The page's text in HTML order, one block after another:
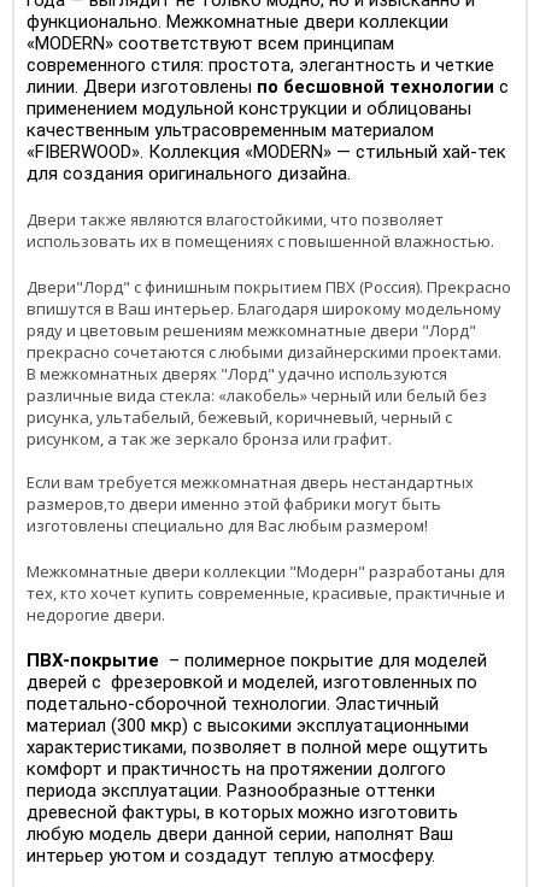
функционально. Межкомнатные двери коллекции
«MODERN» соответствуют всем принципам
современного стиля: простота, элегантность и четкие
линии. Двери изготовлены по бесшовной технологии с
применением модульной конструкции и облицованы
качественным ультрасовременным материалом
«FIBERWOOD». Коллекция «MODERN» — стильный хай-тек
для создания оригинального дизайна.
Двери также являются влагостойкими, что позволяет
использовать их в помещениях с повышенной влажностью.
Двери"Лорд" с финишным покрытием ПВХ (Россия). Прекрасно
впишутся в Ваш интерьер. Благодаря широкому модельному
ряду и цветовым решениям межкомнатные двери "Лорд"
прекрасно сочетаются с любыми дизайнерскими проектами.
В межкомнатных дверях "Лорд" удачно используются
различные вида стекла: «лакобель» черный или белый без
рисунка, ультабелый, бежевый, коричневый, черный с
рисунком, а так же зеркало бронза или графит.
Если вам требуется межкомнатная дверь нестандартных
размеров,то двери именно этой фабрики могут быть
изготовлены специально для Вас любым размером!
Межкомнатные двери коллекции "Модерн" разработаны для
тех, кто хочет купить современные, красивые, практичные и
недорогие двери.
ПВХ-покрытие – полимерное покрытие для моделей
дверей с фрезеровкой и моделей, изготовленных по
подетально-сборочной технологии. Эластичный
материал (300 мкр) с высокими эксплуатационными
характеристиками, позволяет в полной мере ощутить
комфорт и практичность на протяжении долгого
периода эксплуатации. Разнообразные оттенки
древесной фактуры, в которых можно изготовить
любую модель двери данной серии, наполнят Ваш
интерьер уютом и создадут теплую атмосферу.